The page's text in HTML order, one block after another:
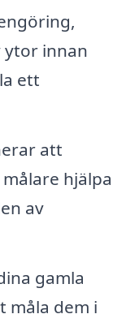
ytor innan
ett
att
hjälpa
av
gamla
måla dem i